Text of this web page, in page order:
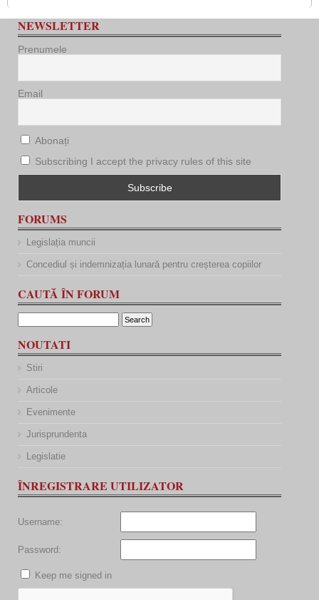
NEWSLETTER
Prenumele
Email
Abonați
Subscribing I accept the privacy rules of this site
FORUMS
Legislația muncii
Concediul și indemnizația lunară pentru creșterea copiilor
CAUTĂ ÎN FORUM
NOUTATI
Stiri
Articole
Evenimente
Jurisprundenta
Legislatie
ÎNREGISTRARE UTILIZATOR
Username:
Password:
Keep me signed in